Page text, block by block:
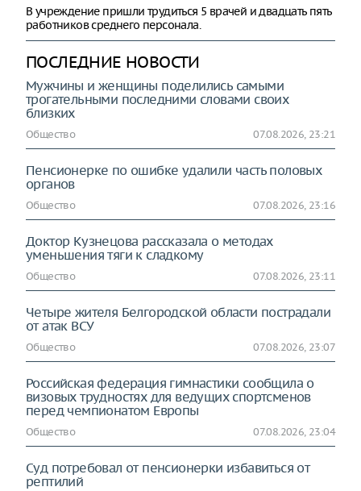
В учреждение пришли трудиться 5 врачей и двадцать пять
работников среднего персонала.
ПОСЛЕДНИЕ НОВОСТИ
Мужчины и женщины поделились самыми
трогательными последними словами своих
близких
Общество 07.08.2026, 23:21
Пенсионерке по ошибке удалили часть половых
органов
Общество 07.08.2026, 23:16
Доктор Кузнецова рассказала о методах
уменьшения тяги к сладкому
Общество 07.08.2026, 23:11
Четыре жителя Белгородской области пострадали
от атак ВСУ
Общество 07.08.2026, 23:07
Российская федерация гимнастики сообщила о
визовых трудностях для ведущих спортсменов
перед чемпионатом Европы
Общество 07.08.2026, 23:04
Суд потребовал от пенсионерки избавиться от
рептилий